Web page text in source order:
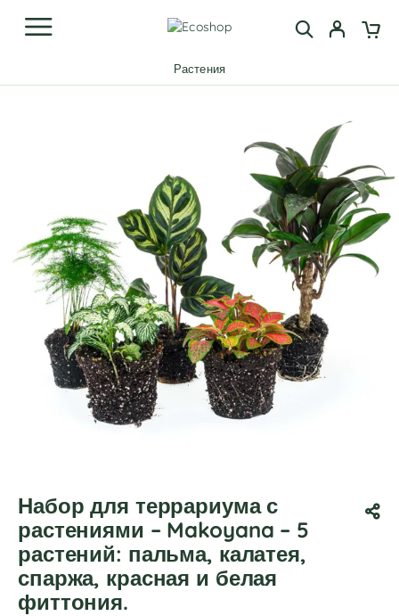
Растения
Набор для террариума с
растениями – Makoyana – 5
растений: пальма, калатея,
спаржа, красная и белая
фиттония.